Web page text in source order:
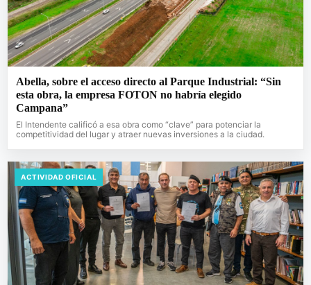
Abella, sobre el acceso directo al Parque Industrial: “Sin
esta obra, la empresa FOTON no habría elegido
Campana”
El Intendente calificó a esa obra como “clave” para potenciar la
competitividad del lugar y atraer nuevas inversiones a la ciudad.
ACTIVIDAD OFICIAL